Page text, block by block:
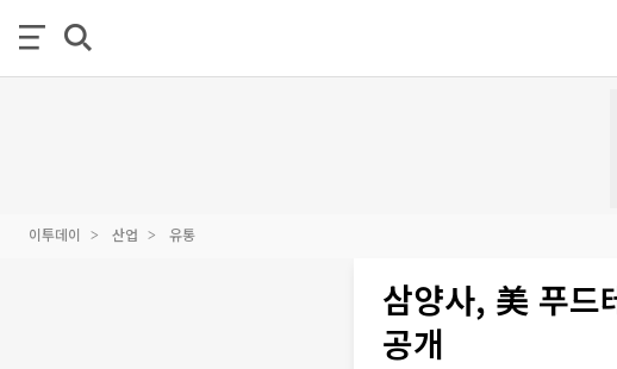
이투데이 산업 유통
삼양사, 美 푸드
공개